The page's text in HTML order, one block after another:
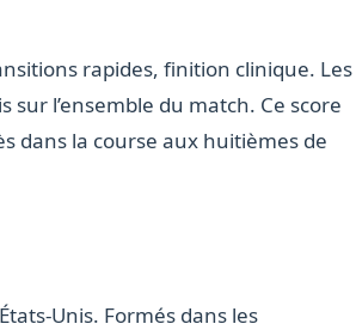
rapides, finition clinique. Les
l’ensemble du match. Ce score
dans la course aux huitièmes de
Unis. Formés dans les